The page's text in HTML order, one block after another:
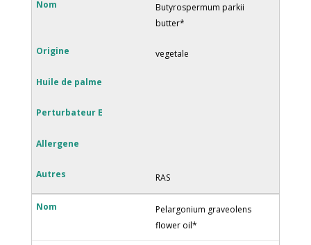
Butyrospermum parkii
butter*
vegetale
RAS
Pelargonium graveolens
flower oil*